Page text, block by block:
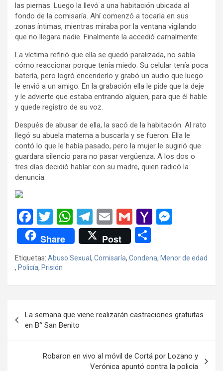
las piernas. Luego la llevó a una habitación ubicada al
fondo de la comisaría. Ahí comenzó a tocarla en sus
zonas íntimas, mientras miraba por la ventana vigilando
que no llegara nadie. Finalmente la accedió carnalmente.
La víctima refirió que ella se quedó paralizada, no sabía
cómo reaccionar porque tenía miedo. Su celular tenía poca
batería, pero logró encenderlo y grabó un audio que luego
le envió a un amigo. En la grabación ella le pide que la deje
y le advierte que estaba entrando alguien, para que él hable
y quede registro de su voz.
Después de abusar de ella, la sacó de la habitación. Al rato
llegó su abuela materna a buscarla y se fueron. Ella le
contó lo que le había pasado, pero la mujer le sugirió que
guardara silencio para no pasar vergüenza. A los dos o
tres días decidió hablar con su madre, quien radicó la
denuncia.
F
a
ce
b
o
k
T
wi
tt
er
W
h
at
s
A
p
T
el
e
gr
a
E
m
ail
G
m
ail
Y
o
o
ail
n
g
Share Post
m
p
tir
Etiquetas: Abuso Sexual , Comisaría, Condena, Menor de edad
, Policía, Prisión
de
entradas
La semana que viene realizarán castraciones gratuitas
en B° San Benito
Robaron en vivo al móvil de Cortá por Lozano y
Verónica apuntó contra la policía